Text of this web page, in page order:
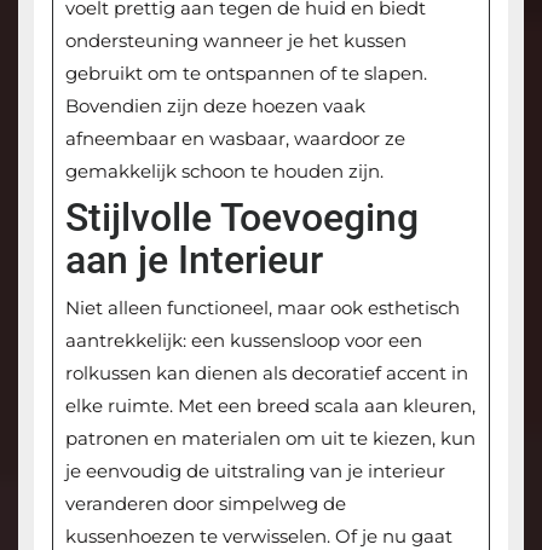
voelt prettig aan tegen de huid en biedt
ondersteuning wanneer je het kussen
gebruikt om te ontspannen of te slapen.
Bovendien zijn deze hoezen vaak
afneembaar en wasbaar, waardoor ze
gemakkelijk schoon te houden zijn.
Stijlvolle Toevoeging
aan je Interieur
Niet alleen functioneel, maar ook esthetisch
aantrekkelijk: een kussensloop voor een
rolkussen kan dienen als decoratief accent in
elke ruimte. Met een breed scala aan kleuren,
patronen en materialen om uit te kiezen, kun
je eenvoudig de uitstraling van je interieur
veranderen door simpelweg de
kussenhoezen te verwisselen. Of je nu gaat